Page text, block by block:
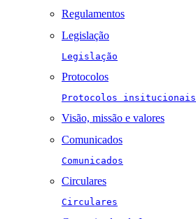
Regulamentos
Legislação
Legislação
Protocolos
Protocolos insitucionais
Visão, missão e valores
Comunicados
Comunicados
Circulares
Circulares